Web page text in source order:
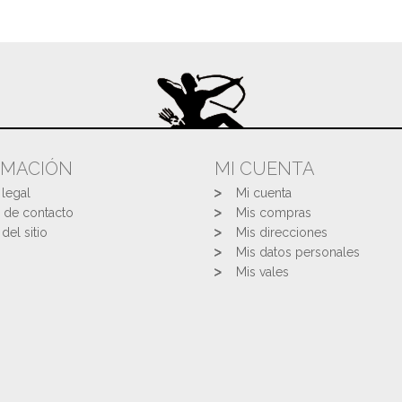
de contacto
sitio
MI CUENTA
Mi cuenta
Mis compras
Mis direcciones
Mis datos personales
Mis vales